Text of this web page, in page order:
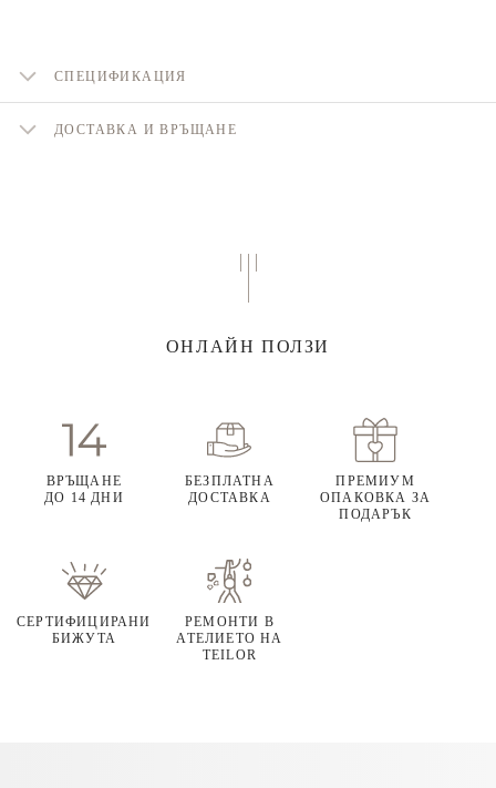
СПЕЦИФИКАЦИЯ
ДОСТАВКА И ВРЪЩАНЕ
ОНЛАЙН ПОЛЗИ
ВРЪЩАНЕ
ДО 14 ДНИ
БЕЗПЛАТНА
ДОСТАВКА
ПРЕМИУМ
ОПАКОВКА ЗА
ПОДАРЪК
СЕРТИФИЦИРАНИ
БИЖУТА
РЕМОНТИ В
АТЕЛИЕТО НА
TEILOR